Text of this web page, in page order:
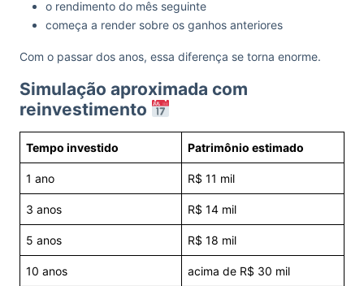
o rendimento do mês seguinte
começa a render sobre os ganhos anteriores
Com o passar dos anos, essa diferença se torna enorme.
Simulação aproximada com
reinvestimento
Tempo investido Patrimônio estimado
1 ano R$ 11 mil
3 anos R$ 14 mil
5 anos R$ 18 mil
10 anos acima de R$ 30 mil